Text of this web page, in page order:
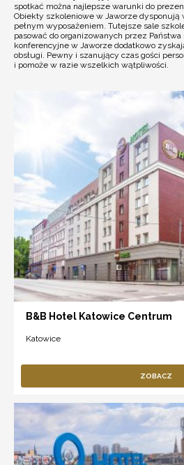
spotkać można najlepsze warunki do
Obiekty szkoleniowe w Jaworze
pełnym wyposażeniem. Tutejsze sale
pasować do organizowanych przez
konferencyjne w Jaworze dodatkowo
obsługi. Pewny i szanujący czas gości
i pomoże w razie wszelkich wątpliwości.
B&B Hotel Katowice Centrum
Katowice
ZOBACZ